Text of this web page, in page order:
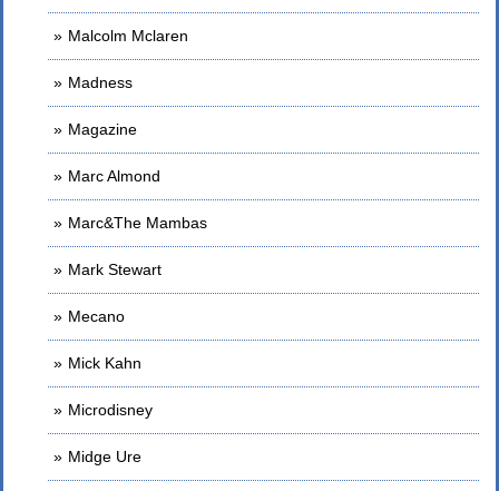
Malcolm Mclaren
Madness
Magazine
Marc Almond
Marc&The Mambas
Mark Stewart
Mecano
Mick Kahn
Microdisney
Midge Ure